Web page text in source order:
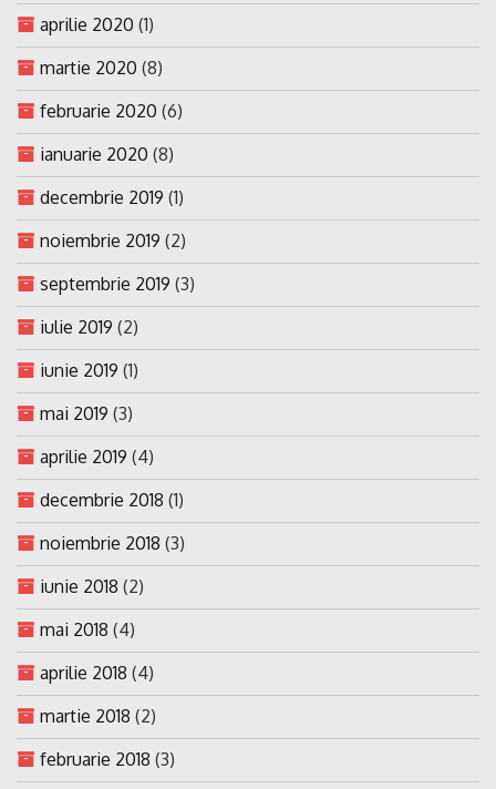
aprilie 2020 (1)
martie 2020 (8)
februarie 2020 (6)
ianuarie 2020 (8)
decembrie 2019 (1)
noiembrie 2019 (2)
septembrie 2019 (3)
iulie 2019 (2)
iunie 2019 (1)
mai 2019 (3)
aprilie 2019 (4)
decembrie 2018 (1)
noiembrie 2018 (3)
iunie 2018 (2)
mai 2018 (4)
aprilie 2018 (4)
martie 2018 (2)
februarie 2018 (3)